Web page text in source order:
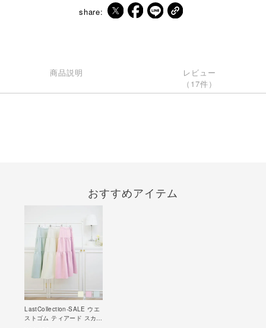
share:
商品説明
レビュー
（17件）
おすすめアイテム
LastCollection-SALE ウエ
ストゴム ティアード スカー